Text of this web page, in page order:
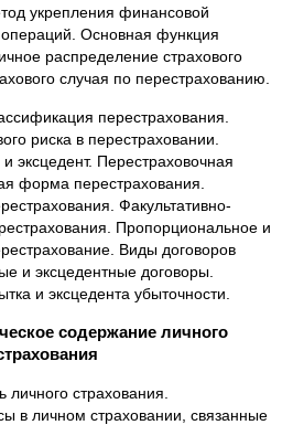
укрепления финансовой
операций. Основная функция
распределение страхового
случая по перестрахованию.
перестрахования.
риска в перестраховании.
эксцедент. Перестраховочная
форма перестрахования.
Факультативно-
Пропорциональное и
Виды договоров
и эксцедентные договоры.
и эксцедента убыточности.
содержание личного
страхования.
в личном страховании, связанные